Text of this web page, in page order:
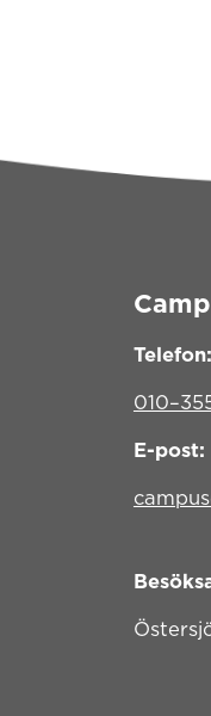
Telefon:
E-post: